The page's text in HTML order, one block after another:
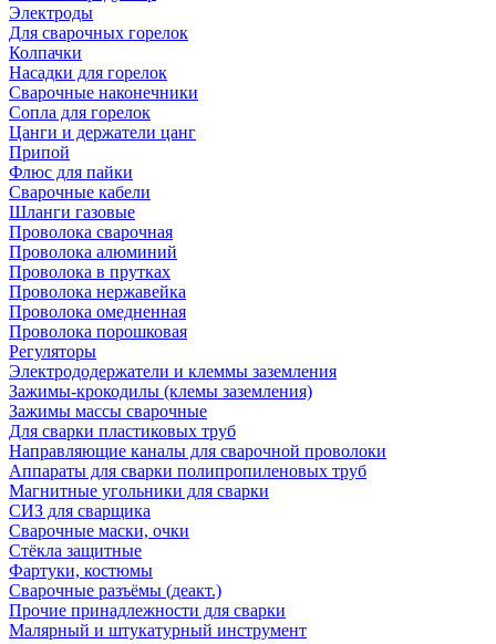
Электроды
Для сварочных горелок
Колпачки
Насадки для горелок
Сварочные наконечники
Сопла для горелок
Цанги и держатели цанг
Припой
Флюс для пайки
Сварочные кабели
Шланги газовые
Проволока сварочная
Проволока алюминий
Проволока в прутках
Проволока нержавейка
Проволока омедненная
Проволока порошковая
Регуляторы
Электрододержатели и клеммы заземления
Зажимы-крокодилы (клемы заземления)
Зажимы массы сварочные
Для сварки пластиковых труб
Направляющие каналы для сварочной проволоки
Аппараты для сварки полипропиленовых труб
Магнитные угольники для сварки
СИЗ для сварщика
Сварочные маски, очки
Стёкла защитные
Фартуки, костюмы
Сварочные разъёмы (деакт.)
Прочие принадлежности для сварки
Малярный и штукатурный инструмент